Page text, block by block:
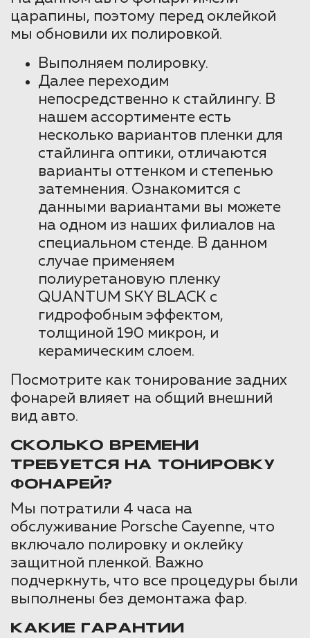
царапины, поэтому перед оклейкой
мы обновили их полировкой.
Выполняем полировку.
Далее переходим
непосредственно к стайлингу. В
нашем ассортименте есть
несколько вариантов пленки для
стайлинга оптики, отличаются
варианты оттенком и степенью
затемнения. Ознакомится с
данными вариантами вы можете
на одном из наших филиалов на
специальном стенде. В данном
случае применяем
полиуретановую пленку
QUANTUM SKY BLACK с
гидрофобным эффектом,
толщиной 190 микрон, и
керамическим слоем.
Посмотрите как тонирование задних
фонарей влияет на общий внешний
вид авто.
СКОЛЬКО ВРЕМЕНИ
ТРЕБУЕТСЯ НА ТОНИРОВКУ
ФОНАРЕЙ?
Мы потратили 4 часа на
обслуживание Porsche Cayenne, что
включало полировку и оклейку
защитной пленкой. Важно
подчеркнуть, что все процедуры были
выполнены без демонтажа фар.
КАКИЕ ГАРАНТИИ